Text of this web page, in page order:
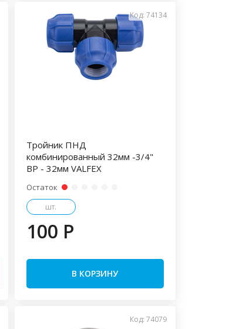
Код: 74134
Тройник ПНД
комбинированный 32мм -3/4"
ВР - 32мм VALFEX
Остаток
шт.
100 P
В КОРЗИНУ
Код: 74079